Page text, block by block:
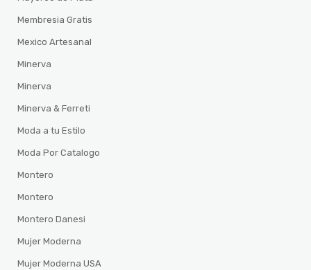
Membresia Gratis
Mexico Artesanal
Minerva
Minerva
Minerva & Ferreti
Moda a tu Estilo
Moda Por Catalogo
Montero
Montero
Montero Danesi
Mujer Moderna
Mujer Moderna USA